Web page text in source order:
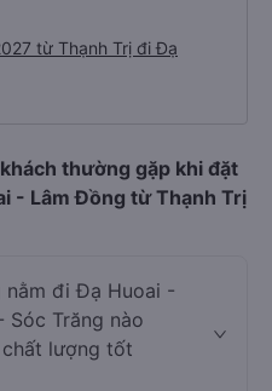
từ Thạnh Trị đi Đạ
thường gặp khi đặt
- Lâm Đồng từ Thạnh Trị
nằm đi Đạ Huoai -
Sóc Trăng nào
lượng tốt